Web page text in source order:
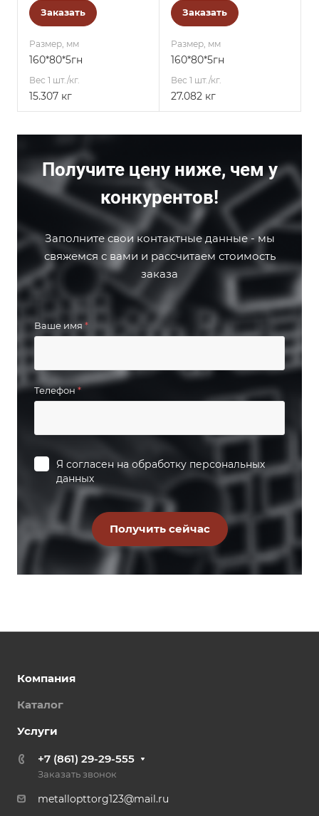
Заказать
Размер, мм
160*80*5гн
Вес 1 шт./кг.
15.307 кг
Заказать
Размер, мм
160*80*5гн
Вес 1 шт./кг.
27.082 кг
Получите цену ниже, чем у
конкурентов!
Заполните свои контактные данные - мы
свяжемся с вами и рассчитаем стоимость
заказа
Ваше имя *
Телефон*
Я согласен на обработку персональных
данных
Компания
Каталог
Услуги
+7 (861) 29-29-555
Заказать звонок
metallopttorg123@mail.ru